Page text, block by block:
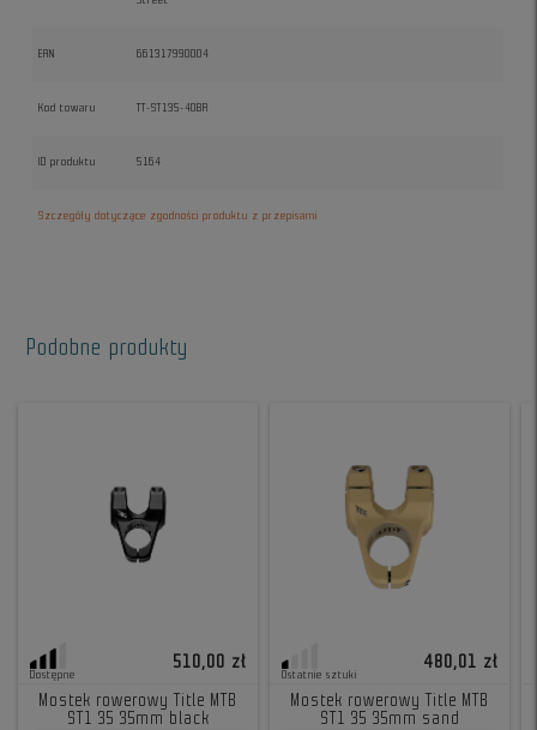
EAN 661317990004
Kod towaru TT-ST135-40BR
ID produktu 5164
Szczegóły dotyczące zgodności produktu z przepisami
Podobne produkty
Dostępne
510,00 zł
Mostek rowerowy Title MTB
ST1 35 35mm black
Ostatnie sztuki
480,01 zł
Mostek rowerowy Title MTB
ST1 35 35mm sand